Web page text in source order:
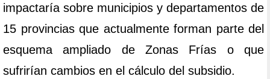
impactaría sobre municipios y departamentos de
15 provincias que actualmente forman parte del
esquema ampliado de Zonas Frías o que
sufrirían cambios en el cálculo del subsidio.